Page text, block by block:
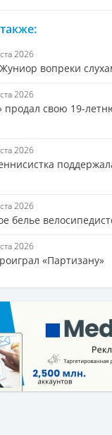
2026
вопреки
2026
продал свою 19-
2026
2026
белье
2026
«Партизану»